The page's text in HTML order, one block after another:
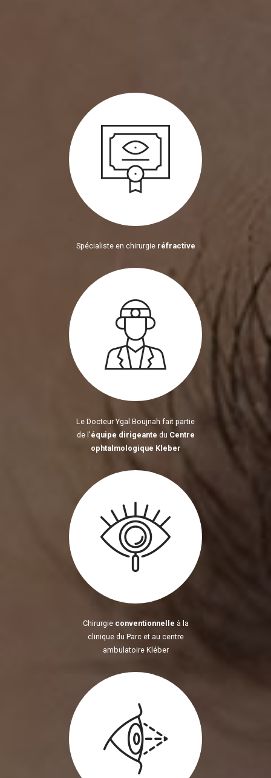
Spécialiste en chirurgie réfractive
Le Docteur Ygal Boujnah fait partie
de l'équipe dirigeante du Centre
ophtalmologique Kleber
Chirurgie conventionnelle à la
clinique du Parc et au centre
ambulatoire Kléber